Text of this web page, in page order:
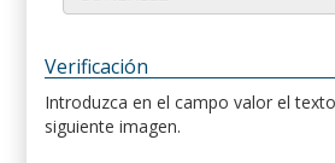
Verificación
Introduzca en el campo valor el
siguiente imagen.